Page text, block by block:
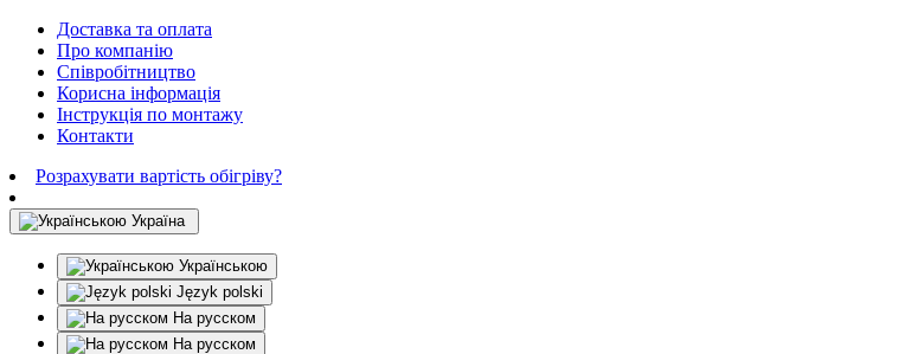
Доставка та оплата
Про компанію
Співробітництво
Корисна інформація
Інструкція по монтажу
Контакти
Розрахувати вартість обігріву?
Україна
Українською
Język polski
На русском
На русском